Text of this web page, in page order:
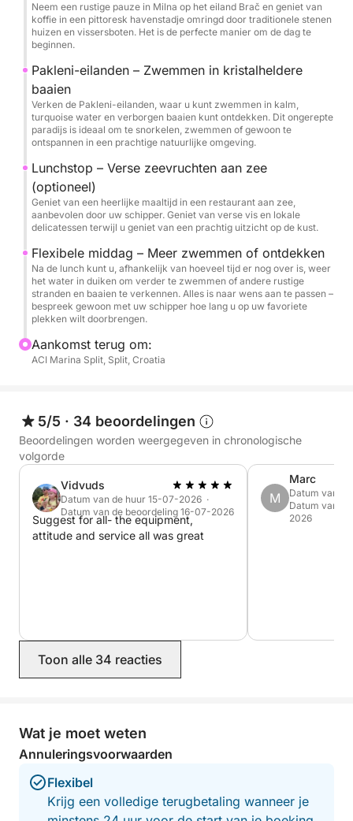
een plek aan het water die geliefd is bij de lokale
bevolking, waar verse vis, goudgele olijfolie en
wijnen van het eiland het beste van de Dalmatische
keuken benadrukken. Na een ontspannen lunch
bepaalt u zelf het tempo van de middag – of u nu
liever in de zon ligt, terugduikt in het kristalheldere
water of de rustige, ongerepte plekjes van de
kustlijn verder verkent.
Met de volledige flexibiliteit die in de ervaring is
ingebouwd, kunt u elk moment aanpassen aan uw
stemming en interesses door simpelweg uw wensen
met de schipper te delen. Zo geniet u van een
werkelijk persoonlijke eilandhopping. Boek nu om
uw plek veilig te stellen en onvergetelijke
herinneringen te creëren aan de schitterende
Adriatische kust van Kroatië.
Met de volledige flexibiliteit die in de ervaring is
ingebouwd, kunt u elk moment aanpassen aan uw
werkelijk persoonlijke eilandhopping.
Boek nu om uw plek veilig te stellen en
onvergetelijke herinneringen te creëren aan de
schitterende Adriatische kust van Kroatië.
Neem een rustige pauze in Milna op het eiland Brač en geniet van
koffie in een pittoresk havenstadje omringd door traditionele stenen
huizen en vissersboten. Het is de perfecte manier om de dag te
beginnen.
Pakleni-eilanden – Zwemmen in kristalheldere
baaien
Verken de Pakleni-eilanden, waar u kunt zwemmen in kalm,
turquoise water en verborgen baaien kunt ontdekken. Dit ongerepte
paradijs is ideaal om te snorkelen, zwemmen of gewoon te
ontspannen in een prachtige natuurlijke omgeving.
Lunchstop – Verse zeevruchten aan zee
(optioneel)
Geniet van een heerlijke maaltijd in een restaurant aan zee,
aanbevolen door uw schipper. Geniet van verse vis en lokale
delicatessen terwijl u geniet van een prachtig uitzicht op de kust.
Flexibele middag – Meer zwemmen of ontdekken
Na de lunch kunt u, afhankelijk van hoeveel tijd er nog over is, weer
het water in duiken om verder te zwemmen of andere rustige
stranden en baaien te verkennen. Alles is naar wens aan te passen –
bespreek gewoon met uw schipper hoe lang u op uw favoriete
plekken wilt doorbrengen.
Aankomst terug om:
ACI Marina Split, Split, Croatia
5/5 · 34 beoordelingen
Beoordelingen worden weergegeven in chronologische
volgorde
Vidvuds
Datum van de huur 15-07-2026 ·
Datum van de beoordeling 16-07-2026
Suggest for all- the equipment,
attitude and service all was great
M
Marc
Datum van
Datum van
2026
Toon alle 34 reacties
Wat je moet weten
Annuleringsvoorwaarden
Flexibel
Krijg een volledige terugbetaling wanneer je